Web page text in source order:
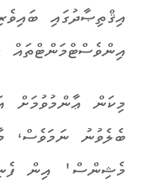
އިޤްތިޞާދުގައި
އިންވެސްޓްމަންޓްތައް
މިކަން ޢާންމުވުމަށް
ބެލެވުނު ނަމަވެސް،
މެޝިންސް' އިން